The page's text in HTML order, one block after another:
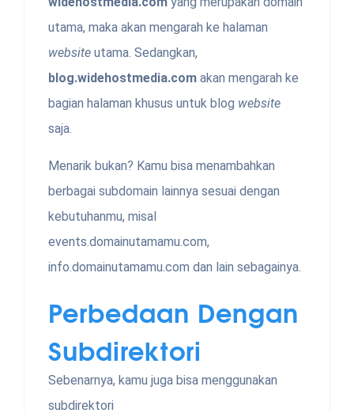
utama, maka akan mengarah ke halaman
website utama. Sedangkan,
blog.widehostmedia.com akan mengarah ke
bagian halaman khusus untuk blog website
saja.
Menarik bukan? Kamu bisa menambahkan
berbagai subdomain lainnya sesuai dengan
kebutuhanmu, misal
events.domainutamamu.com,
info.domainutamamu.com dan lain sebagainya.
Perbedaan Dengan
Subdirektori
Sebenarnya, kamu juga bisa menggunakan
subdirektori